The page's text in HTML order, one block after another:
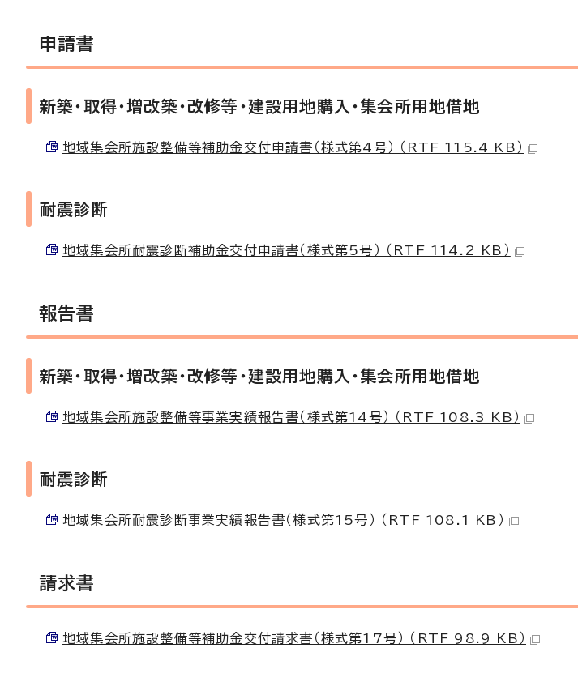
申請書
新築・取得・増改築・改修等・建設用地購入・集会所用地借地
地域集会所施設整備等補助金交付申請書（様式第4号） （RTF 115.4 KB）
耐震診断
地域集会所耐震診断補助金交付申請書（様式第5号） （RTF 114.2 KB）
報告書
新築・取得・増改築・改修等・建設用地購入・集会所用地借地
地域集会所施設整備等事業実績報告書（様式第14号） （RTF 108.3 KB）
耐震診断
地域集会所耐震診断事業実績報告書（様式第15号） （RTF 108.1 KB）
請求書
地域集会所施設整備等補助金交付請求書（様式第17号） （RTF 98.9 KB）